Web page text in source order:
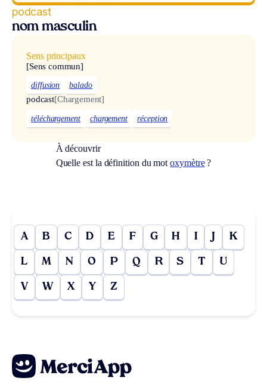
podcast
nom masculin
Sens principaux
[Sens commun]
diffusion balado
podcast[Chargement]
téléchargement chargement réception
À découvrir
Quelle est la définition du motoxymètre?
A B C D E F G H I J K
L M N O P Q R S T U
V W X Y Z